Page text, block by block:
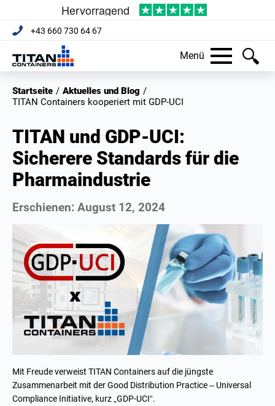
+43 660 730 64 67
Menü
Startseite / Aktuelles und Blog /
TITAN Containers kooperiert mit GDP-UCI
TITAN und GDP-UCI:
Sicherere Standards für die
Pharmaindustrie
Erschienen: August 12, 2024
Mit Freude verweist TITAN Containers auf die jüngste
Zusammenarbeit mit der Good Distribution Practice – Universal
Compliance Initiative, kurz „GDP-UCI“.